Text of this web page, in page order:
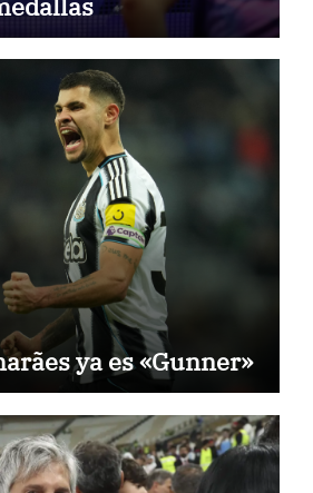
ya es «Gunner»